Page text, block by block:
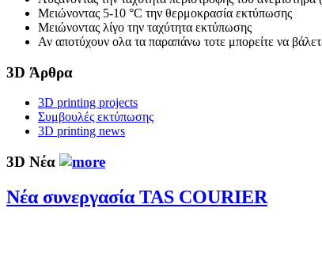
Μειώνοντας 5-10 °C την θερμοκρασία εκτύπωσης
Μειώνοντας λίγο την ταχύτητα εκτύπωσης
Αν αποτύχουν ολα τα παραπάνω τοτε μπορείτε να
3D Άρθρα
3D printing projects
Συμβουλές εκτύπωσης
3D printing news
3D Νέα
Νέα συνεργασία TAS COURIER